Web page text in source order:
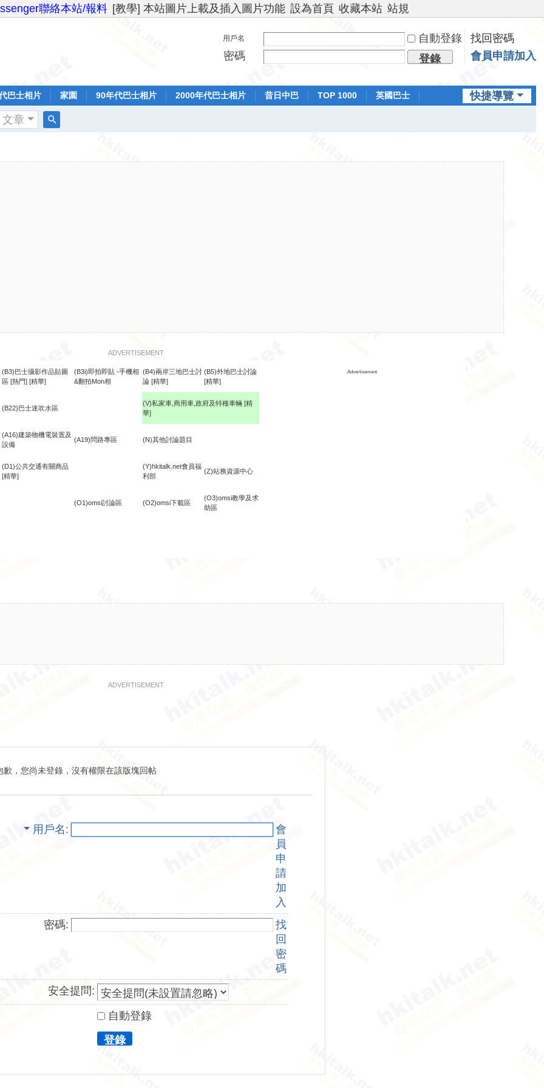
聯絡本站/報料 [教學] 本站圖片上載及插入圖片功能 設為首頁 收藏本站 站規
用戶名 自動登錄
找回密碼
密碼
登錄 會員申請加入
快捷導覽
巴士相片 家園 90年代巴士相片 2000年代巴士相片 昔日中巴 TOP 1000
英國巴士
文章
ADVERTISEMENT
(B3)巴士攝影作品貼圖
區 [熱門] [精華]
(B3i)即拍即貼 -手機相
&翻拍Mon相
(B4)兩岸三地巴士討
論 [精華]
(B5)外地巴士討論
[精華]
Advertisement
(B22)巴士迷吹水區
(V)私家車,商用車,政府及特種車輛 [精
華]
(A16)建築物機電裝置及
設備
(A19)問路專區 (N)其他討論題目
(D1)公共交通有關商品
[精華]
(Y)hkitalk.net會員福
利部
(Z)站務資源中心
(O1)omsi討論區 (O2)omsi下載區
(O3)omsi教學及求
助區
ADVERTISEMENT
歉，您尚未登錄，沒有權限在該版塊回帖
用戶名
會
員
申
請
加
入
密碼:
找
回
密
碼
安全提問:
自動登錄
登錄